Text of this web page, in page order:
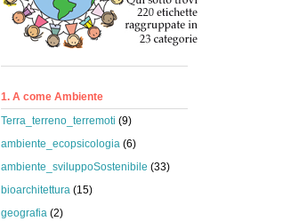
1. A come Ambiente
Terra_terreno_terremoti (9)
ambiente_ecopsicologia (6)
ambiente_sviluppoSostenibile (33)
bioarchitettura (15)
geografia (2)